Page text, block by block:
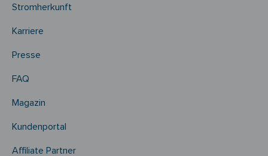
Stromherkunft
Karriere
Presse
FAQ
Magazin
Kundenportal
Affiliate Partner